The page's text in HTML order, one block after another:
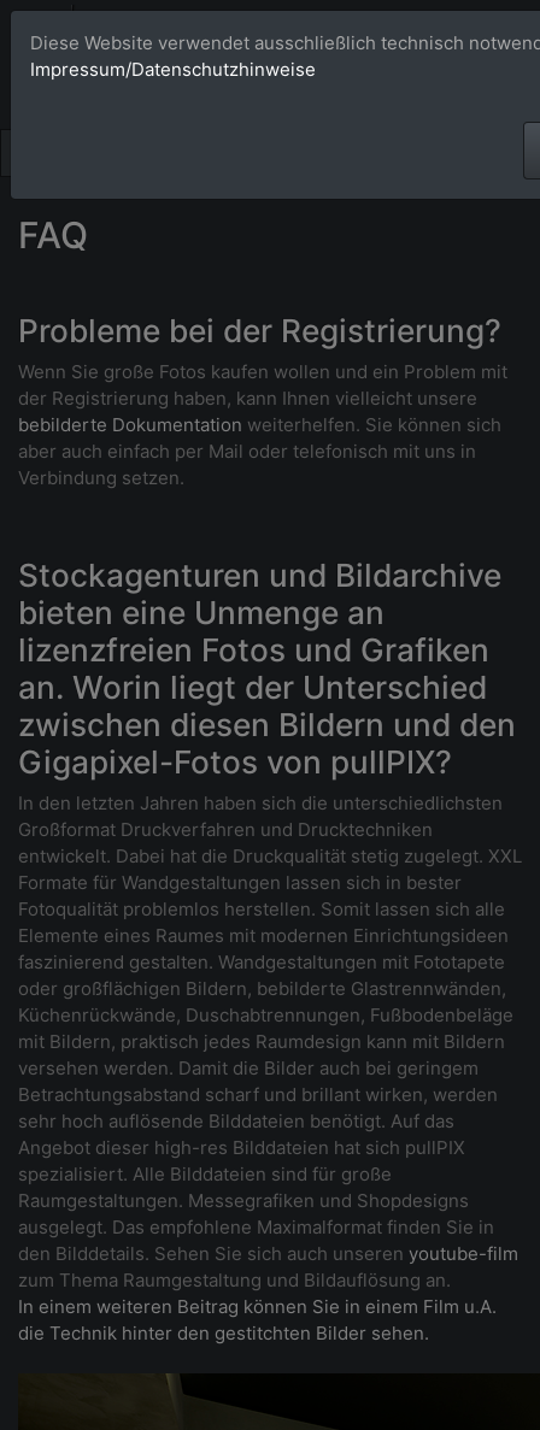
Bildagentur
FAQ
Probleme bei der Registrierung?
Wenn Sie große Fotos kaufen wollen und ein Problem mit
der Registrierung haben, kann Ihnen vielleicht unsere
bebilderte Dokumentation weiterhelfen. Sie können sich
aber auch einfach per Mail oder telefonisch mit uns in
Verbindung setzen.
Stockagenturen und Bildarchive
bieten eine Unmenge an
lizenzfreien Fotos und Grafiken
an. Worin liegt der Unterschied
zwischen diesen Bildern und den
Gigapixel-Fotos von pullPIX?
In den letzten Jahren haben sich die unterschiedlichsten
Großformat Druckverfahren und Drucktechniken
entwickelt. Dabei hat die Druckqualität stetig zugelegt. XXL
Formate für Wandgestaltungen lassen sich in bester
Fotoqualität problemlos herstellen. Somit lassen sich alle
Elemente eines Raumes mit modernen Einrichtungsideen
faszinierend gestalten. Wandgestaltungen mit Fototapete
oder großflächigen Bildern, bebilderte Glastrennwänden,
Küchenrückwände, Duschabtrennungen, Fußbodenbeläge
mit Bildern, praktisch jedes Raumdesign kann mit Bildern
versehen werden. Damit die Bilder auch bei geringem
Betrachtungsabstand scharf und brillant wirken, werden
sehr hoch auflösende Bilddateien benötigt. Auf das
Angebot dieser high-res Bilddateien hat sich pullPIX
spezialisiert. Alle Bilddateien sind für große
Raumgestaltungen. Messegrafiken und Shopdesigns
ausgelegt. Das empfohlene Maximalformat finden Sie in
den Bilddetails. Sehen Sie sich auch unseren youtube-film
zum Thema Raumgestaltung und Bildauflösung an.
In einem weiteren Beitrag können Sie in einem Film u.A.
die Technik hinter den gestitchten Bilder sehen.
Diese Website verwendet ausschließlich technisch
Impressum/Datenschutzhinweise